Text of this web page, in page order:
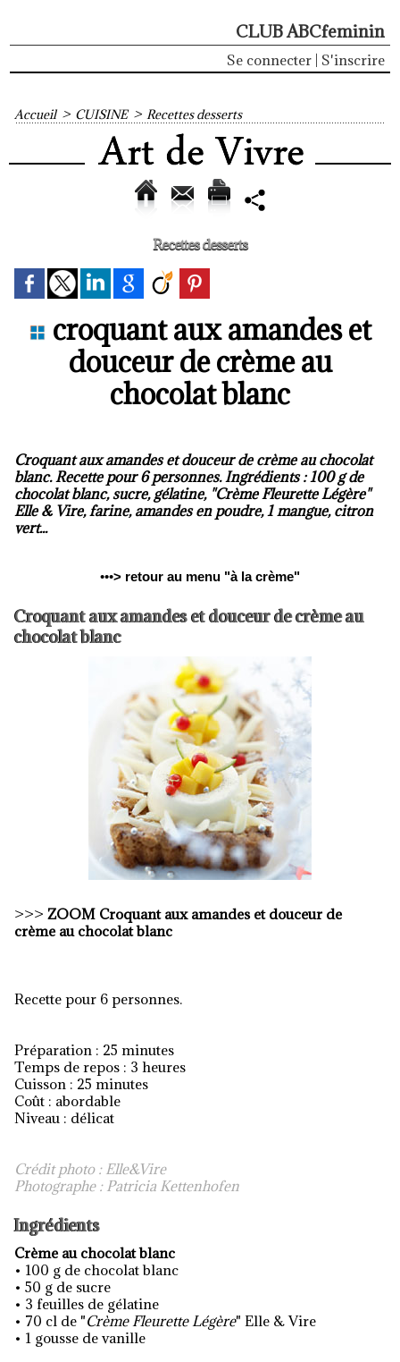
CLUB ABCfeminin
Se connecter S'inscrire
Accueil > CUISINE > Recettes desserts
Recettes desserts
croquant aux amandes et
douceur de crème au
chocolat blanc
Croquant aux amandes et douceur de crème au chocolat
blanc. Recette pour 6 personnes. Ingrédients : 100 g de
chocolat blanc, sucre, gélatine, "Crème Fleurette Légère"
Elle & Vire, farine, amandes en poudre, 1 mangue, citron
vert...
•••> retour au menu "à la crème"
Croquant aux amandes et douceur de crème au
chocolat blanc
>>> ZOOM Croquant aux amandes et douceur de
crème au chocolat blanc
Recette pour 6 personnes.
Préparation : 25 minutes
Temps de repos : 3 heures
Cuisson : 25 minutes
Coût : abordable
Niveau : délicat
Crédit photo : Elle&Vire
Photographe : Patricia Kettenhofen
Ingrédients
Crème au chocolat blanc
• 100 g de chocolat blanc
• 50 g de sucre
• 3 feuilles de gélatine
• 70 cl de "Crème Fleurette Légère" Elle & Vire
• 1 gousse de vanille